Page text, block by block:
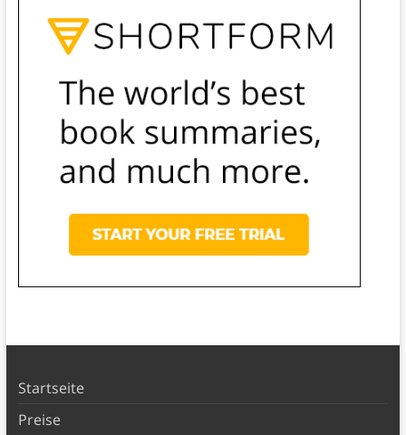
Startseite
Preise